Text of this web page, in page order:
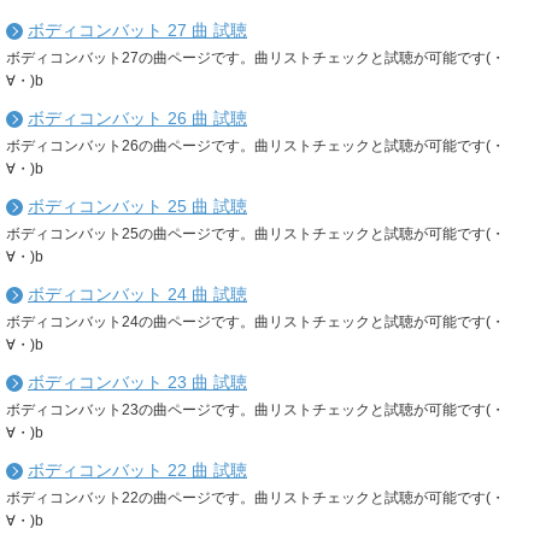
ボディコンバット 27 曲 試聴
ボディコンバット27の曲ページです。曲リストチェックと試聴が可能です(・
∀・)b
ボディコンバット 26 曲 試聴
ボディコンバット26の曲ページです。曲リストチェックと試聴が可能です(・
∀・)b
ボディコンバット 25 曲 試聴
ボディコンバット25の曲ページです。曲リストチェックと試聴が可能です(・
∀・)b
ボディコンバット 24 曲 試聴
ボディコンバット24の曲ページです。曲リストチェックと試聴が可能です(・
∀・)b
ボディコンバット 23 曲 試聴
ボディコンバット23の曲ページです。曲リストチェックと試聴が可能です(・
∀・)b
ボディコンバット 22 曲 試聴
ボディコンバット22の曲ページです。曲リストチェックと試聴が可能です(・
∀・)b